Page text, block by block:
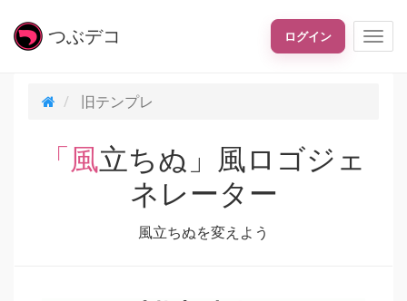
つぶデコ ログイン
旧テンプレ
「風立ちぬ」風ロゴジェ
ネレーター
風立ちぬを変えよう